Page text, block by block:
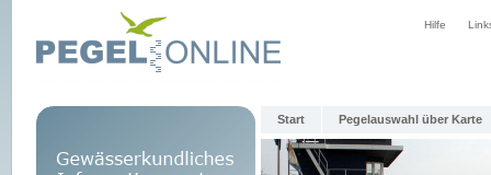
Hilfe
Start Pegelauswahl über Karte